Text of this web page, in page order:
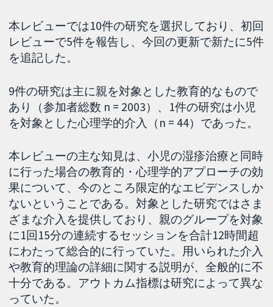
本レビューでは10件の研究を選択しており、初回
レビューで5件を報告し、今回の更新で新たに5件
を追記した。
9件の研究は主に親を対象とした教育的なもので
あり（参加者総数 n = 2003）、1件の研究は小児
を対象とした心理学的介入（n = 44）であった。
本レビューの主な知見は、小児の湿疹治療と同時
に行った場合の教育的・心理学的アプローチの効
果について、今のところ限定的なエビデンスしか
ないということである。対象とした研究ではさま
ざまな介入を提供しており、親のグループを対象
に1回15分の連続するセッションを合計12時間超
にわたって総合的に行っていた。用いられた介入
や教育的理論の詳細に関する説明が、全般的に不
十分である。アウトカム指標は研究によって異な
っていた。